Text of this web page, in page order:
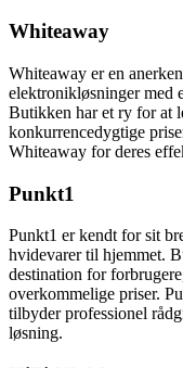
Whiteaway
Whiteaway er en
elektronikløsninger med
Butikken har et ry for at
konkurrencedygtige
Whiteaway for deres
Punkt1
Punkt1 er kendt for sit
hvidevarer til hjemmet.
destination for
overkommelige priser.
tilbyder professionel
løsning.